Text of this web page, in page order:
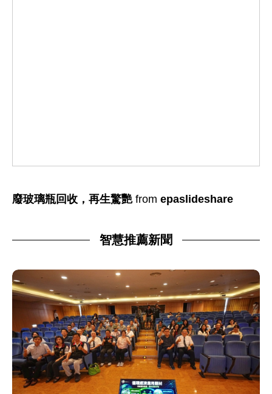
廢玻璃瓶回收，再生驚艷 from epaslideshare
智慧推薦新聞